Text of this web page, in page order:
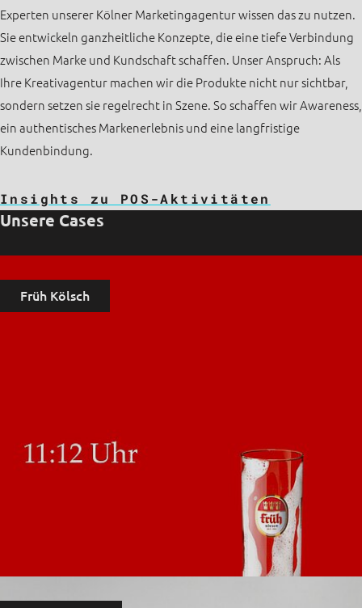
Experten unserer Kölner Marketingagentur wissen das zu nutzen.
Sie entwickeln ganzheitliche Konzepte, die eine tiefe Verbindung
zwischen Marke und Kundschaft schaffen. Unser Anspruch: Als
Ihre Kreativagentur machen wir die Produkte nicht nur sichtbar,
sondern setzen sie regelrecht in Szene. So schaffen wir Awareness,
ein authentisches Markenerlebnis und eine langfristige
Kundenbindung.
Insights zu POS-Aktivitäten
Unsere Cases
Früh Kölsch